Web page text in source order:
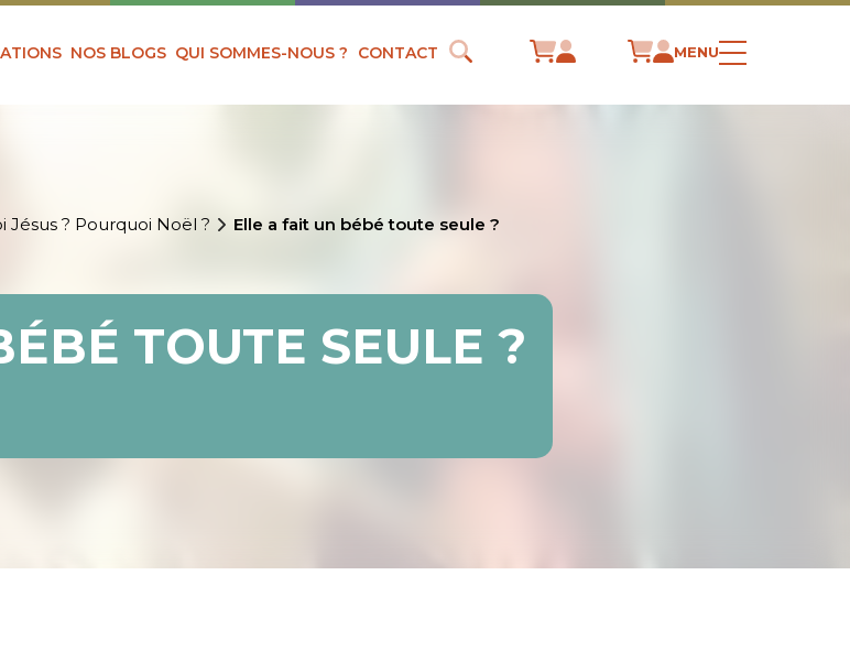
NOS BLOGS QUI SOMMES-NOUS ? CONTACT MENU
Jésus ? Pourquoi Noël ? Elle a fait un bébé toute seule ?
TOUTE SEULE ?